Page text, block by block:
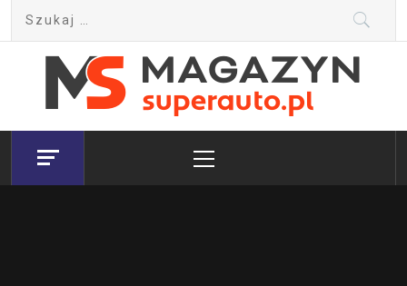
Magazyn.Superauto.pl
Nowy portal motoryzacyjny
Menu